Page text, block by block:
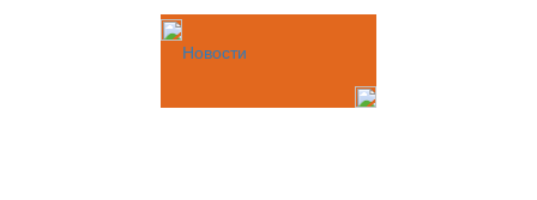
Новости